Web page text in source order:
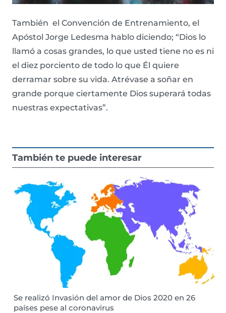
También el Convención de Entrenamiento, el
Apóstol Jorge Ledesma hablo diciendo; “Dios lo
llamó a cosas grandes, lo que usted tiene no es ni
el diez porciento de todo lo que Él quiere
derramar sobre su vida. Atrévase a soñar en
grande porque ciertamente Dios superará todas
nuestras expectativas”.
También te puede interesar
Se realizó Invasión del amor de Dios 2020 en 26
países pese al coronavirus